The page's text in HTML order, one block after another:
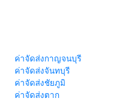
ค่าจัดส่งกาญจนบุรี
ค่าจัดส่งจันทบุรี
ค่าจัดส่งชัยภูมิ
ค่าจัดส่งตาก